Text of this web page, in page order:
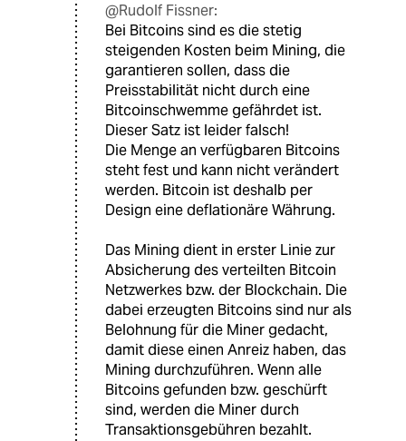
@Rudolf Fissner:
Bei Bitcoins sind es die stetig
steigenden Kosten beim Mining, die
garantieren sollen, dass die
Preisstabilität nicht durch eine
Bitcoinschwemme gefährdet ist.
Dieser Satz ist leider falsch!
Die Menge an verfügbaren Bitcoins
steht fest und kann nicht verändert
werden. Bitcoin ist deshalb per
Design eine deflationäre Währung.
Das Mining dient in erster Linie zur
Absicherung des verteilten Bitcoin
Netzwerkes bzw. der Blockchain. Die
dabei erzeugten Bitcoins sind nur als
Belohnung für die Miner gedacht,
damit diese einen Anreiz haben, das
Mining durchzuführen. Wenn alle
Bitcoins gefunden bzw. geschürft
sind, werden die Miner durch
Transaktionsgebühren bezahlt.